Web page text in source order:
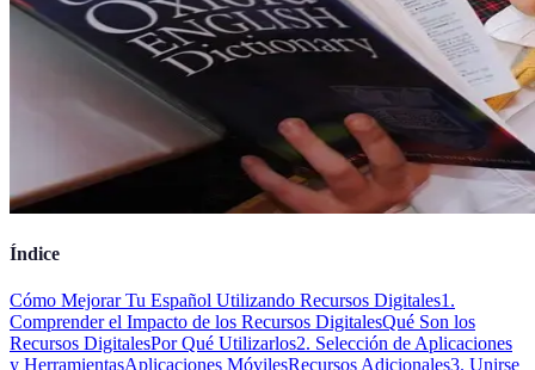
Índice
Cómo Mejorar Tu Español Utilizando Recursos Digitales1.
Comprender el Impacto de los Recursos DigitalesQué Son los
Recursos DigitalesPor Qué Utilizarlos2. Selección de Aplicaciones
y HerramientasAplicaciones MóvilesRecursos Adicionales3. Unirse